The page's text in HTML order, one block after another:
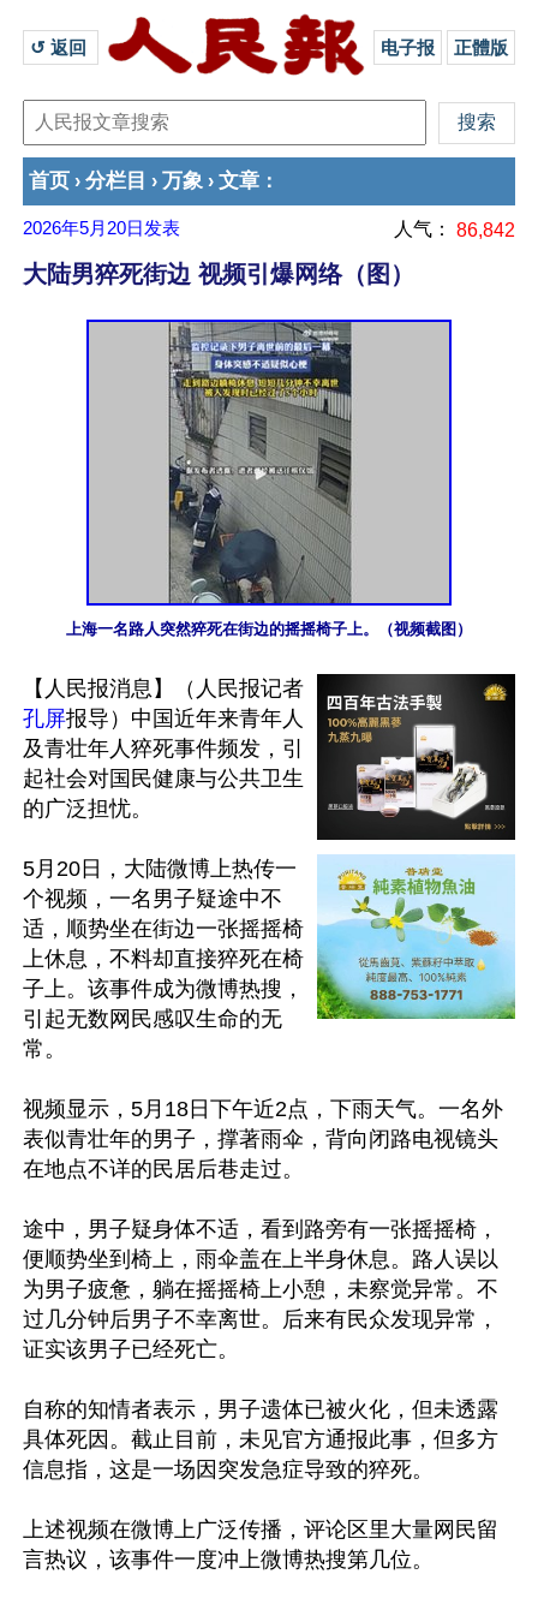
↺ 返回 电子报 正體版
首页 › 分栏目 › 万象 › 文章 ：
2026年5月20日 发表 人气： 86,842
大陆男猝死街边 视频引爆网络（图）
上海一名路人突然猝死在街边的摇摇椅子上。（视频截图）
【人民报消息】（人民报记者
孔屏报导）中国近年来青年人
及青壮年人猝死事件频发，引
起社会对国民健康与公共卫生
的广泛担忧。
5月20日，大陆微博上热传一
个视频，一名男子疑途中不
适，顺势坐在街边一张摇摇椅
上休息，不料却直接猝死在椅
子上。该事件成为微博热搜，
引起无数网民感叹生命的无
常。
视频显示，5月18日下午近2点，下雨天气。一名外
表似青壮年的男子，撑著雨伞，背向闭路电视镜头
在地点不详的民居后巷走过。
途中，男子疑身体不适，看到路旁有一张摇摇椅，
便顺势坐到椅上，雨伞盖在上半身休息。路人误以
为男子疲惫，躺在摇摇椅上小憩，未察觉异常。不
过几分钟后男子不幸离世。后来有民众发现异常，
证实该男子已经死亡。
自称的知情者表示，男子遗体已被火化，但未透露
具体死因。截止目前，未见官方通报此事，但多方
信息指，这是一场因突发急症导致的猝死。
上述视频在微博上广泛传播，评论区里大量网民留
言热议，该事件一度冲上微博热搜第几位。